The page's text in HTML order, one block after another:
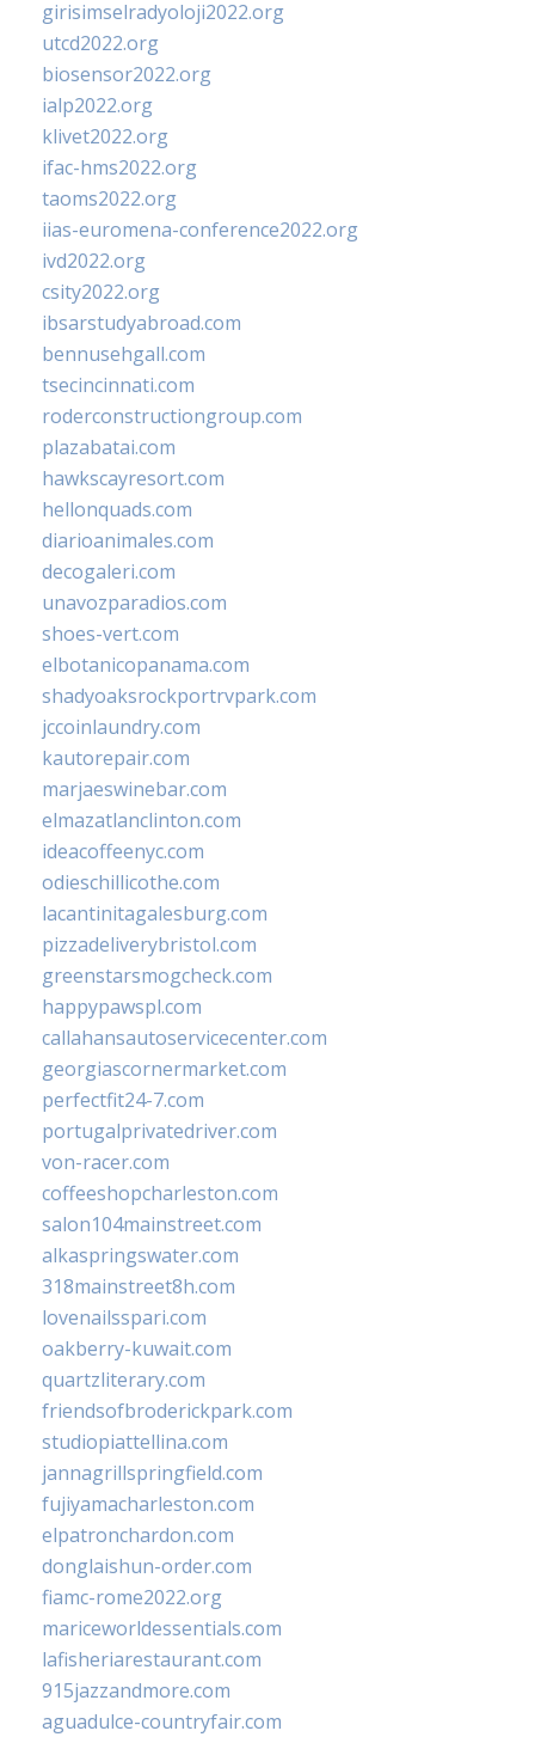
girisimselradyoloji2022.org
utcd2022.org
biosensor2022.org
ialp2022.org
klivet2022.org
ifac-hms2022.org
taoms2022.org
iias-euromena-conference2022.org
ivd2022.org
csity2022.org
ibsarstudyabroad.com
bennusehgall.com
tsecincinnati.com
roderconstructiongroup.com
plazabatai.com
hawkscayresort.com
hellonquads.com
diarioanimales.com
decogaleri.com
unavozparadios.com
shoes-vert.com
elbotanicopanama.com
shadyoaksrockportrvpark.com
jccoinlaundry.com
kautorepair.com
marjaeswinebar.com
elmazatlanclinton.com
ideacoffeenyc.com
odieschillicothe.com
lacantinitagalesburg.com
pizzadeliverybristol.com
greenstarsmogcheck.com
happypawspl.com
callahansautoservicecenter.com
georgiascornermarket.com
perfectfit24-7.com
portugalprivatedriver.com
von-racer.com
coffeeshopcharleston.com
salon104mainstreet.com
alkaspringswater.com
318mainstreet8h.com
lovenailsspari.com
oakberry-kuwait.com
quartzliterary.com
friendsofbroderickpark.com
studiopiattellina.com
jannagrillspringfield.com
fujiyamacharleston.com
elpatronchardon.com
donglaishun-order.com
fiamc-rome2022.org
mariceworldessentials.com
lafisheriarestaurant.com
915jazzandmore.com
aguadulce-countryfair.com